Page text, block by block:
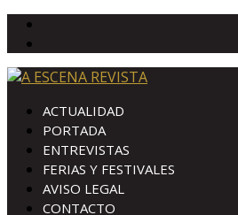
ACTUALIDAD
PORTADA
ENTREVISTAS
FERIAS Y FESTIVALES
AVISO LEGAL
CONTACTO